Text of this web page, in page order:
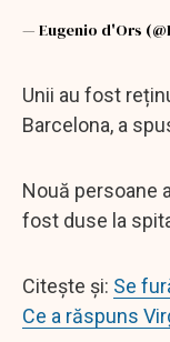
— Eugenio d'Ors
Unii au fost
Barcelona, ​​a
Nouă persoane
fost duse la
Citește și: Se
Ce a răspuns